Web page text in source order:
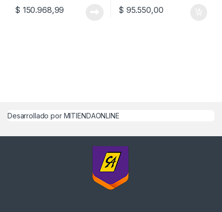
$ 150.968,99 $ 95.550,00
Desarrollado por MITIENDAONLINE